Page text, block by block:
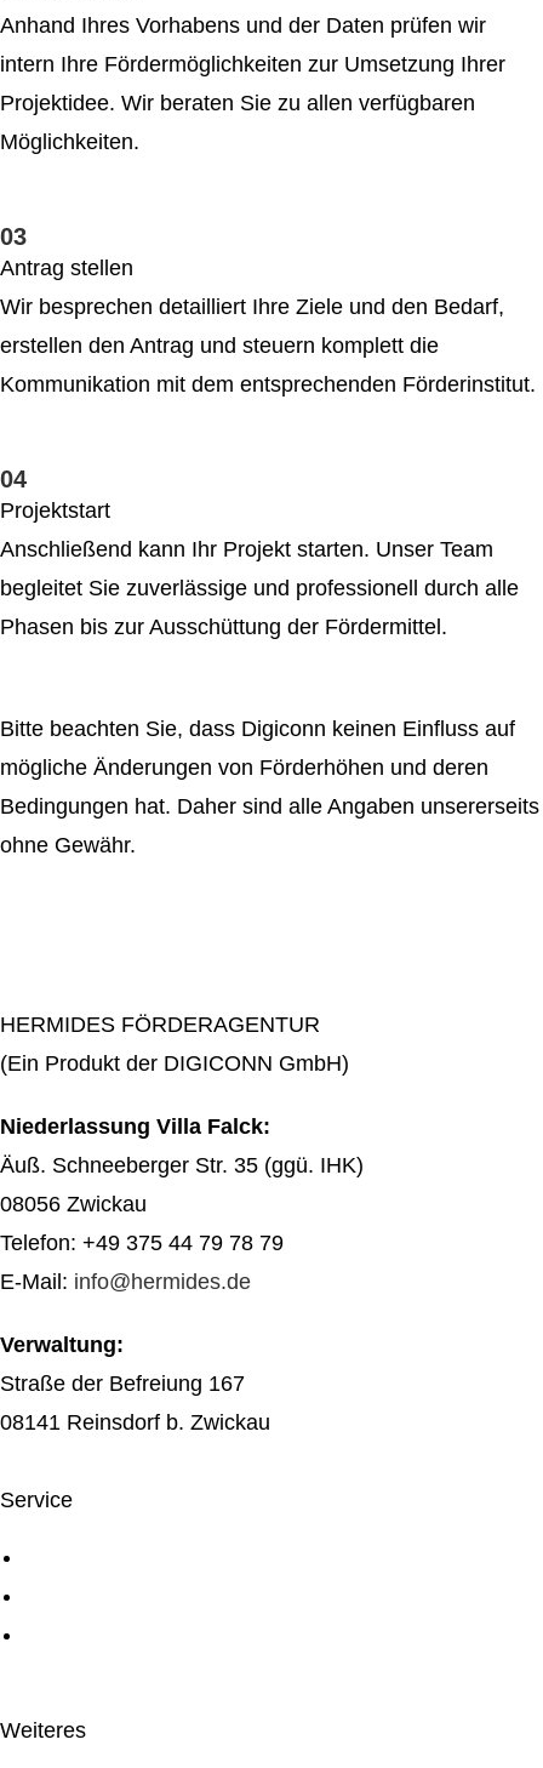
Anhand Ihres Vorhabens und der Daten prüfen wir
intern Ihre Förder­möglichkeiten zur Umsetzung Ihrer
Projektidee. Wir beraten Sie zu allen verfügbaren
Möglichkeiten.
03
Antrag stellen
Wir besprechen detailliert Ihre Ziele und den Bedarf,
erstellen den Antrag und steuern komplett die
Kommunikation mit dem entsprechenden Förderinstitut.
04
Projektstart
Anschließend kann Ihr Projekt starten. Unser Team
begleitet Sie zuverlässige und professionell durch alle
Phasen bis zur Ausschüttung der Fördermittel.
Bitte beachten Sie, dass Digiconn keinen Einfluss auf
mögliche Änderungen von Förderhöhen und deren
Bedingungen hat. Daher sind alle Angaben unsererseits
ohne Gewähr.
HERMIDES FÖRDERAGENTUR
(Ein Produkt der DIGICONN GmbH)
Niederlassung Villa Falck:
Äuß. Schneeberger Str. 35 (ggü. IHK)
08056 Zwickau
Telefon: +49 375 44 79 78 79
E-Mail: info@hermides.de
Verwaltung:
Straße der Befreiung 167
08141 Reinsdorf b. Zwickau
Service
Weiteres